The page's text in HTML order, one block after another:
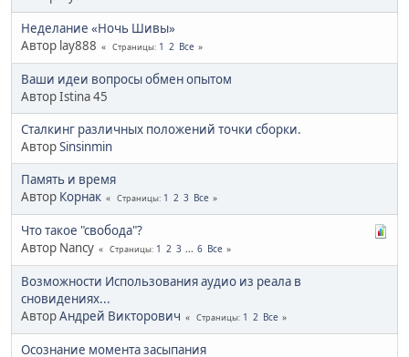
Неделание «Ночь Шивы»
Автор lay888
Страницы 1 2 Все
Ваши идеи вопросы обмен опытом
Автор Istina 45
Сталкинг различных положений точки сборки.
АвторSinsinmin
Память и время
Автор Корнак Страницы 1 2 3 Все
Что такое "свобода"?
Автор Nancy
Страницы 1 2 3 ... 6 Все
Возможности Использования аудио из реала в
сновидениях...
АвторАндрей Викторович Страницы 1 2 Все
Осознание момента засыпания